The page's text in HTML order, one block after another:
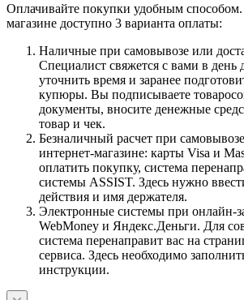
Оплачивайте покупки удобным
магазине доступно 3 варианта оплаты:
Наличные при самовывозе или
Специалист свяжется с вами в день
уточнить время и заранее
купюры. Вы подписываете
документы, вносите денежные
товар и чек.
Безналичный расчет при
интернет-магазине: карты Visa и
оплатить покупку, система
системы ASSIST. Здесь нужно
действия и имя держателя.
Электронные системы при онлайн-
WebMoney и Яндекс.Деньги. Для
система перенаправит вас на
сервиса. Здесь необходимо
инструкции.